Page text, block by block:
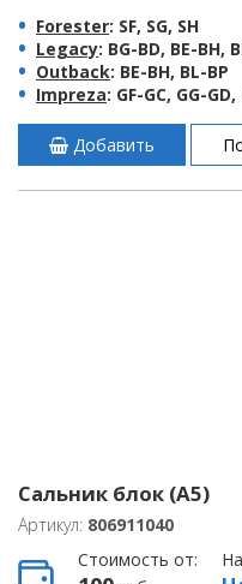
Forester: SF, SG, SH
Legacy: BG-BD, BE-BH,
Outback: BE-BH, BL-BP
Impreza: GF-GC, GG-
Добавить
Сальник блок (A5)
Артикул: 806911040
Стоимость от: